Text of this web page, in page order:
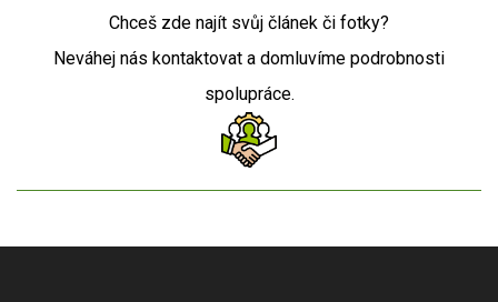
Chceš zde najít svůj článek či fotky?
Neváhej nás kontaktovat a domluvíme podrobnosti
spolupráce.